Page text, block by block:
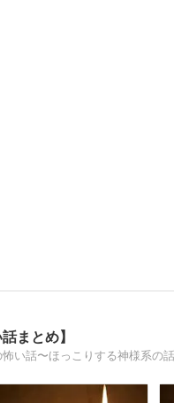
まとめ】
い話〜ほっこりする神様系の